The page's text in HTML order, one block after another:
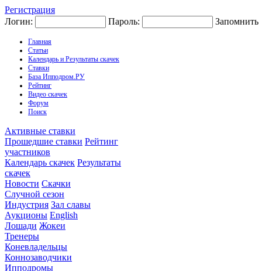
Регистрация
Логин:
Пароль: Запомнить
Главная
Статьи
Календарь и Результаты скачек
Ставки
База Ипподром.РУ
Рейтинг
Видео скачек
Форум
Поиск
Активные ставки
Прошедшие ставки Рейтинг
участников
Календарь скачек Результаты
скачек
Новости Скачки
Случной сезон
Индустрия Зал славы
Аукционы English
Лошади Жокеи
Тренеры
Коневладельцы
Коннозаводчики
Ипподромы